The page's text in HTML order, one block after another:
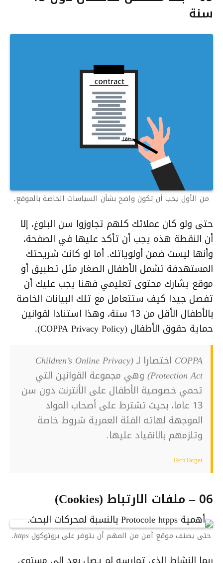
سنة
من الأول يجب أن تكون واضح بشأن السياسات الخاصة بالموقع.
حتى ولو كان عملائك كلهم تجاوزوا سن البلوغ، إلا
أن النقطة هذه يجب أن تأكد عليها في الصفحة،
وأنها ليست ضمن أولوياتك. أما لو كانت شريحتك
المستهدفة تشمل الأطفال الصغار مثل تطبيق أو
موقع يشارك محتوى تعليمي فهنا يجب عليك أن
تفصل جيدا كيف ستتعامل مع تلك البيانات الخاصة
بالأطفال الأقل من 13 سنة، وهذا استنادا لقوانين
حماية حقوق الأطفال (COPPA Privacy Policy).
COPPA اختصارا لـ (Children’s Online Privacy
Protection Act) وهي مجموعة القوانين التي
تحمي خصوصية الأطفال على الأنترنت دون سن
13 عاما، بحيث تشترط على أصحاب المواد
الموجهة لهاته الفئة العمرية شروط خاصة
وتلزمهم بالانقياد عليها.
TechTarget
06 – ملفات الارتباط (Cookies)
حتى يصنف موقع آمن من المهم أن يتوفر على بروتوكول https.